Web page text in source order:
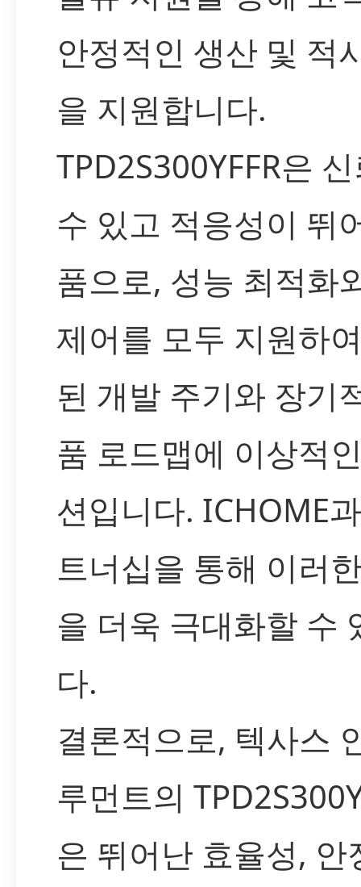
안정적인 생산 및 적
을 지원합니다.
TPD2S300YFFR은
수 있고 적응성이 뛰
품으로, 성능 최적화
제어를 모두 지원하
된 개발 주기와 장기
품 로드맵에 이상적
션입니다. ICHOME
트너십을 통해 이러
을 더욱 극대화할 수
다.
결론적으로, 텍사스
루먼트의
은 뛰어난 효율성, 안